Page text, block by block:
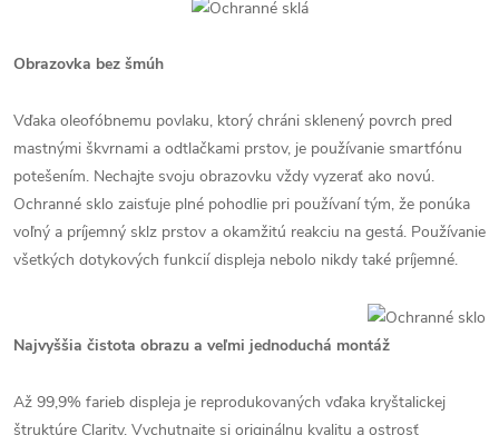
Obrazovka bez šmúh
Vďaka oleofóbnemu povlaku, ktorý chráni sklenený povrch pred
mastnými škvrnami a odtlačkami prstov, je používanie smartfónu
potešením. Nechajte svoju obrazovku vždy vyzerať ako novú.
Ochranné sklo zaisťuje plné pohodlie pri používaní tým, že ponúka
voľný a príjemný sklz prstov a okamžitú reakciu na gestá. Používanie
všetkých dotykových funkcií displeja nebolo nikdy také príjemné.
Najvyššia čistota obrazu a veľmi jednoduchá montáž
Až 99,9% farieb displeja je reprodukovaných vďaka kryštalickej
štruktúre Clarity. Vychutnajte si originálnu kvalitu a ostrosť